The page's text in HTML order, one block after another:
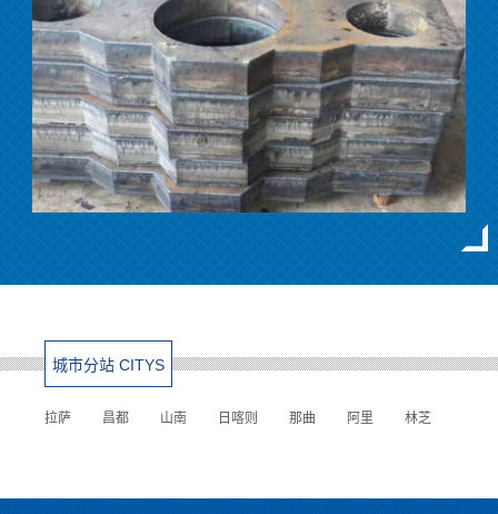
城市分站 CITYS
拉萨 昌都 山南 日喀则 那曲 阿里 林芝